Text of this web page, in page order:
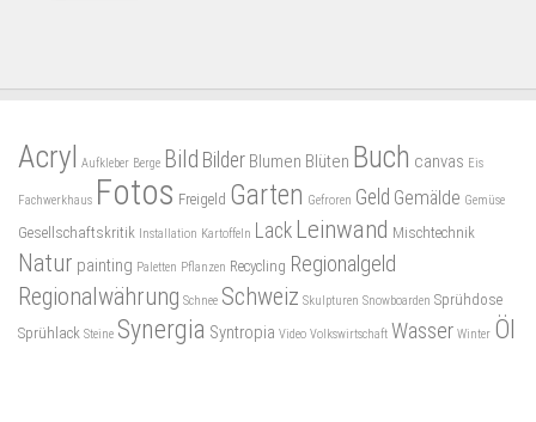
Acryl Aufkleber Berge Bild Bilder Blumen Blüten Buch canvas Eis
Fachwerkhaus Fotos Freigeld Garten Gefroren Geld Gemälde Gemüse
Gesellschaftskritik Installation Kartoffeln Lack Leinwand Mischtechnik
Natur painting Paletten Pflanzen Recycling Regionalgeld
Regionalwährung Schnee Schweiz Skulpturen Snowboarden Sprühdose
Sprühlack Steine Synergia Syntropia Video Volkswirtschaft Wasser Winter Öl